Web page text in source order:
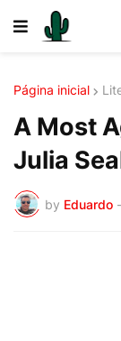
Página inicial
A Most
Julia
by Eduardo -